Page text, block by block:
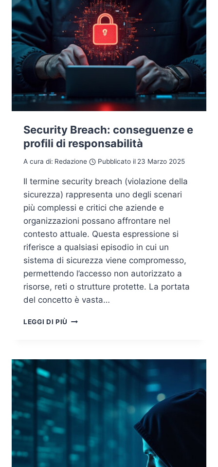
Security Breach: conseguenze e
profili di responsabilità
A cura di: Redazione Pubblicato il 23 Marzo 2025
Il termine security breach (violazione della
sicurezza) rappresenta uno degli scenari
più complessi e critici che aziende e
organizzazioni possano affrontare nel
contesto attuale. Questa espressione si
riferisce a qualsiasi episodio in cui un
sistema di sicurezza viene compromesso,
permettendo l’accesso non autorizzato a
risorse, reti o strutture protette. La portata
del concetto è vasta…
LEGGI DI PIÙ SECURITY
PROFILI
RESPONSABILITÀ